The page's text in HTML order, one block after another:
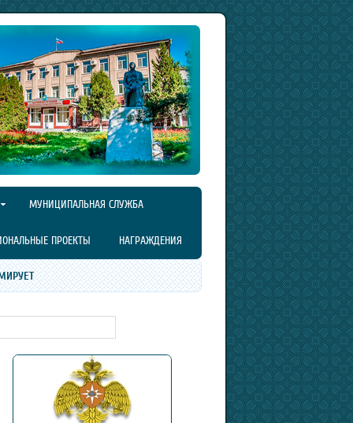
МУНИЦИПАЛЬНАЯ СЛУЖБА
ПРОЕКТЫ НАГРАЖДЕНИЯ